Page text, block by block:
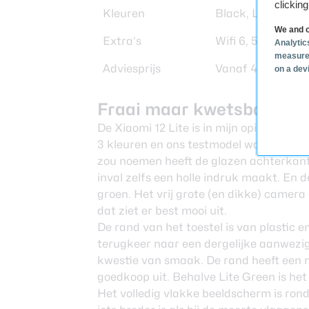
We and
on a
Kleuren Black, Lite
Extra’s Wifi 6, 5G,
Adviesprijs Vanaf 449 euro
Fraai maar kwetsbaar
De Xiaomi 12 Lite is in mijn opinie een
3 kleuren en ons testmodel was in de
zou noemen heeft de glazen
inval zelfs een holle indruk maakt. En
groen. Het vrij grote (en dikke)
dat ziet er best mooi uit.
De rand van het toestel is van plastic
terugkeer naar een dergelijke
kwestie van smaak. De rand heeft een
goedkoop uit. Behalve Lite Green is
Het volledig vlakke beeldscherm is